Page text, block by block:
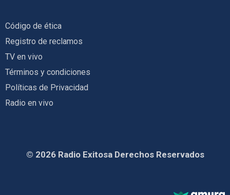
Código de ética
Registro de reclamos
TV en vivo
Términos y condiciones
Políticas de Privacidad
Radio en vivo
© 2026 Radio Exitosa Derechos Reservados